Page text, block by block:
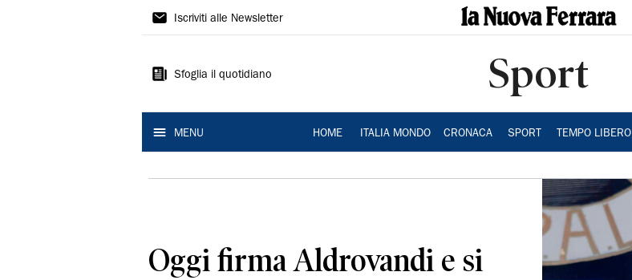
La
Ferrara
Iscriviti alle Newsletter
Sfoglia il quotidiano Sport
MENU HOME ITALIA MONDO CRONACA SPORT TEMPO LIBERO
Oggi firma Aldrovandi e si